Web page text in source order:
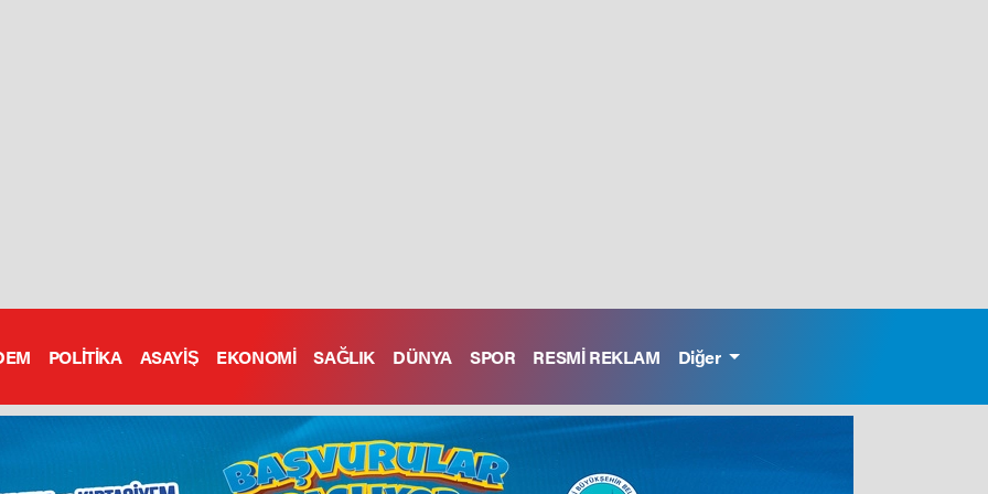
POLİTİKA ASAYİŞ EKONOMİ SAĞLIK DÜNYA SPOR RESMİ REKLAM Diğer